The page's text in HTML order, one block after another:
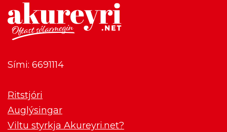
Sími: 6691114
Ritstjóri
Auglýsingar
Viltu styrkja Akureyri.net?